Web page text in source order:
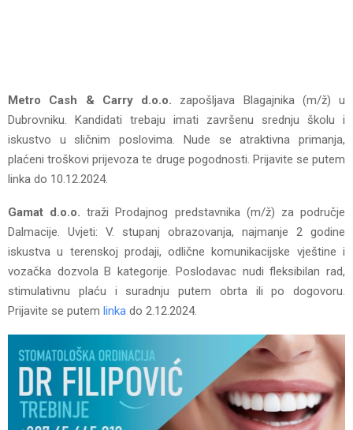
Metro Cash & Carry d.o.o. zapošljava Blagajnika (m/ž) u
Dubrovniku. Kandidati trebaju imati završenu srednju školu i
iskustvo u sličnim poslovima. Nude se atraktivna primanja,
plaćeni troškovi prijevoza te druge pogodnosti. Prijavite se putem
linka do 10.12.2024.
Gamat d.o.o. traži Prodajnog predstavnika (m/ž) za područje
Dalmacije. Uvjeti: V. stupanj obrazovanja, najmanje 2 godine
iskustva u terenskoj prodaji, odlične komunikacijske vještine i
vozačka dozvola B kategorije. Poslodavac nudi fleksibilan rad,
stimulativnu plaću i suradnju putem obrta ili po dogovoru.
Prijavite se putem linka do 2.12.2024.